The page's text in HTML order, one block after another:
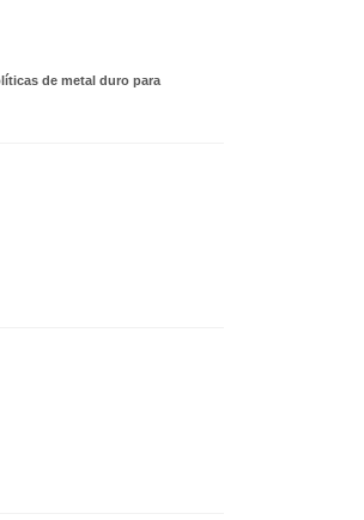
de metal duro para